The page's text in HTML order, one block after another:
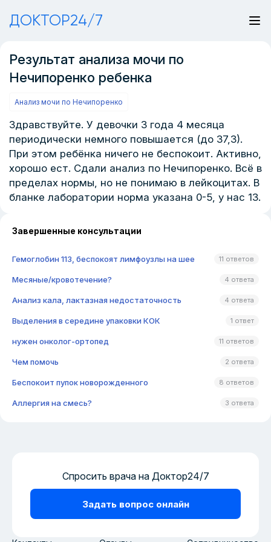
ДОКТОР24/7
Результат анализа мочи по
Нечипоренко ребенка
Анализ мочи по Нечипоренко
Здравствуйте. У девочки 3 года 4 месяца
периодически немного повышается (до 37,3).
При этом ребёнка ничего не беспокоит. Активно,
хорошо ест. Сдали анализ по Нечипоренко. Всё в
пределах нормы, но не понимаю в лейкоцитах. В
бланке лаборатории норма указана 0-5, у нас 13.
Завершенные консультации
Гемоглобин 113, беспокоят лимфоузлы на шее 11 ответов
Месяные/кровотечение? 4 ответа
Анализ кала, лактазная недостаточность 4 ответа
Выделения в середине упаковки КОК 1 ответ
нужен онколог-ортопед 11 ответов
Чем помочь 2 ответа
Беспокоит пупок новорожденного 8 ответов
Аллергия на смесь? 3 ответа
Спросить врача на Доктор24/7
Задать вопрос онлайн